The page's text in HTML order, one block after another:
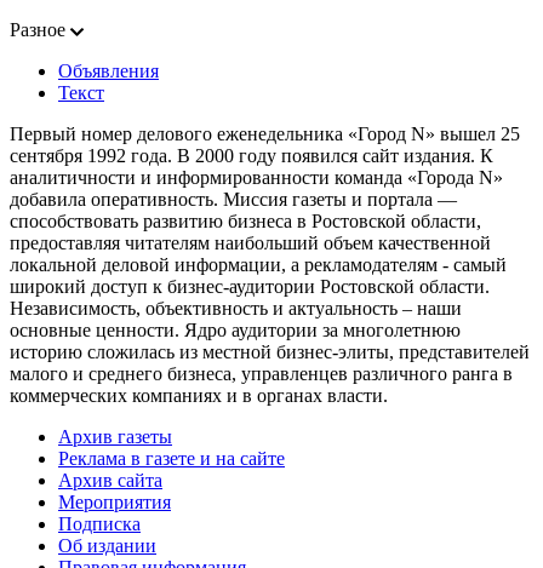
Разное
Объявления
Текст
Первый номер делового еженедельника «Город N» вышел 25
сентября 1992 года. В 2000 году появился сайт издания. К
аналитичности и информированности команда «Города N»
добавила оперативность. Миссия газеты и портала —
способствовать развитию бизнеса в Ростовской области,
предоставляя читателям наибольший объем качественной
локальной деловой информации, а рекламодателям - самый
широкий доступ к бизнес-аудитории Ростовской области.
Независимость, объективность и актуальность – наши
основные ценности. Ядро аудитории за многолетнюю
историю сложилась из местной бизнес-элиты, представителей
малого и среднего бизнеса, управленцев различного ранга в
коммерческих компаниях и в органах власти.
Архив газеты
Реклама в газете и на сайте
Архив сайта
Мероприятия
Подписка
Об издании